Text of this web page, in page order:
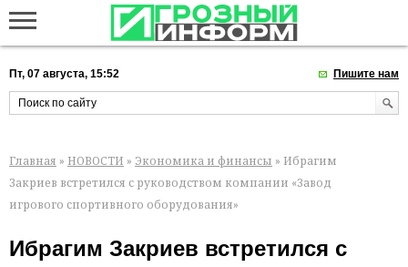
Пт, 07 августа, 15:52 Пишите нам
Главная » НОВОСТИ » Экономика и финансы » Ибрагим
Закриев встретился с руководством компании «Завод
игрового спортивного оборудования»
Ибрагим Закриев встретился с